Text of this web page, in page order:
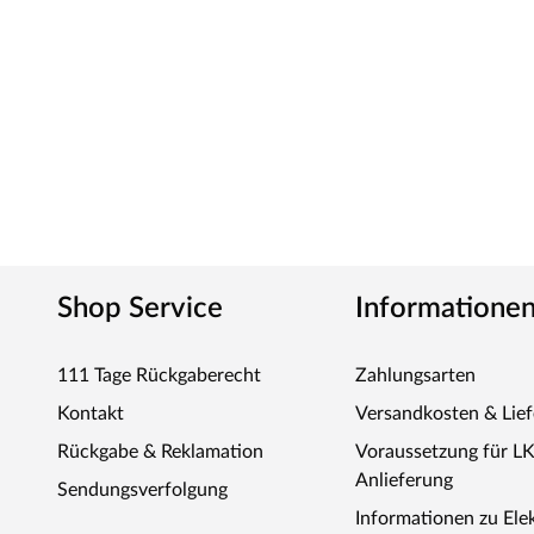
Shop Service
111 Tage Rückgaberecht
Kontakt
Rückgabe & Reklamation
Sendungsverfolgung
Informationen
Zahlungsarten
Versandkosten &
Voraussetzung für
Anlieferung
Informationen zu